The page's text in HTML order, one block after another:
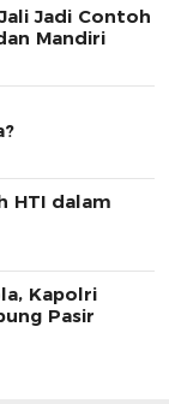
Jadi Contoh
Mandiri
HTI dalam
Kapolri
Pasir